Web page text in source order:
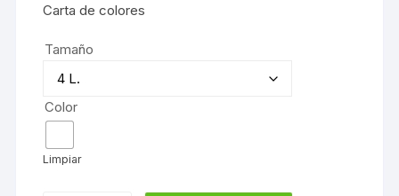
Carta de colores
Tamaño
Color
Limpiar